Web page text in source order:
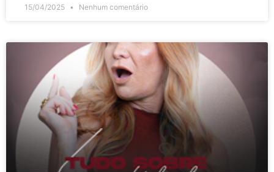
15/04/2025 Nenhum comentário